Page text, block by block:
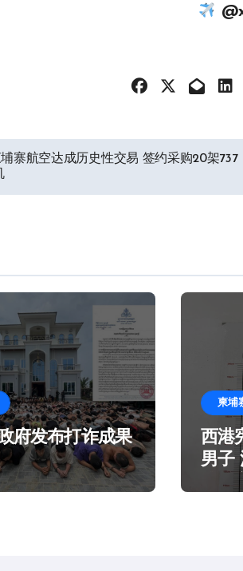
寨航空达成历史性交易 签约采购20架737
府发布打诈成果
柬埔
西港
男子
造谎